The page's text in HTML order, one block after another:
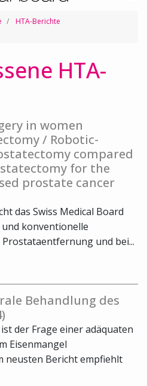
HTA-Berichte
HTA-
in women
/ Robotic-
compared
for the
prostate cancer
das Swiss Medical Board
konventionelle
und bei...
Behandlung des
der Frage einer adäquaten
Eisenmangel
neusten Bericht empfiehlt